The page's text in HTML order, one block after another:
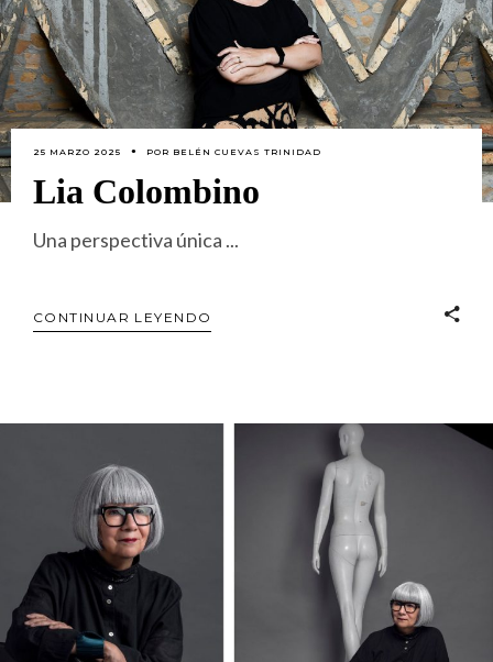
25 MARZO 2025 POR BELÉN CUEVAS TRINIDAD
Lia Colombino
Una perspectiva única
CONTINUAR LEYENDO